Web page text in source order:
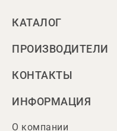
КАТАЛОГ
ПРОИЗВОДИТЕЛИ
КОНТАКТЫ
ИНФОРМАЦИЯ
О компании